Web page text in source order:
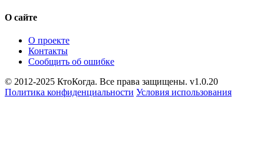
О сайте
О проекте
Контакты
Сообщить об ошибке
© 2012-2025 КтоКогда. Все права защищены. v1.0.20
Политика конфиденциальности Условия использования